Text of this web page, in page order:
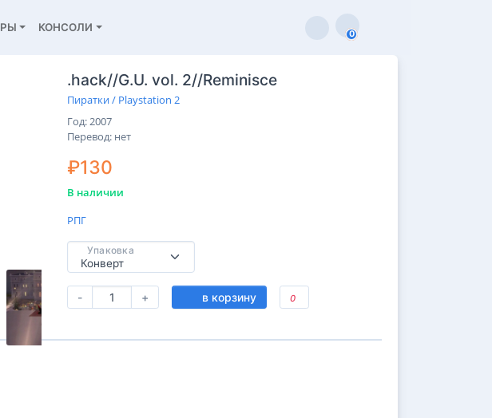
КОНСОЛИ
0
0
.hack//G.U. vol. 2//Reminisce
Пиратки / Playstation 2
Год: 2007
Перевод: нет
₽130
В наличии
РПГ
Упаковка
- + в корзину 0